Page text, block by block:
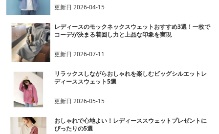
更新日2026-04-15
レディースのモックネックスウェットおすすめ3選！一枚で
コーデが決まる着回し力と上品な印象を実現
更新日2026-07-11
リラックスしながらおしゃれを楽しむビッグシルエットレ
ディーススウェット5選
更新日2026-05-15
おしゃれで心地よい！レディーススウェットプレゼントに
ぴったりの5選